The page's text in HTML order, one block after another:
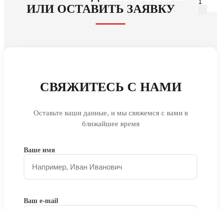
ИЛИ ОСТАВИТЬ ЗАЯВКУ
СВЯЖИТЕСЬ С НАМИ
Оставьте ваши данные, и мы свяжемся с вами в
ближайшее время
Ваше имя
Ваш e-mail